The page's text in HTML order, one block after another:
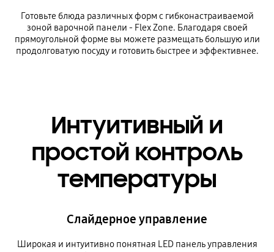
Готовьте блюда различных форм с гибконастраиваемой
зоной варочной панели - Flex Zone. Благодаря своей
прямоугольной форме вы можете размещать большую или
продолговатую посуду и готовить быстрее и эффективнее.
Интуитивный и
простой контроль
температуры
Слайдерное управление
Широкая и интуитивно понятная LED панель управления